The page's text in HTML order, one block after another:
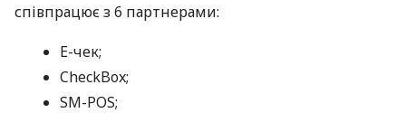
співпрацює з 6 партнерами:
E-чек;
CheckBox;
SM-POS;